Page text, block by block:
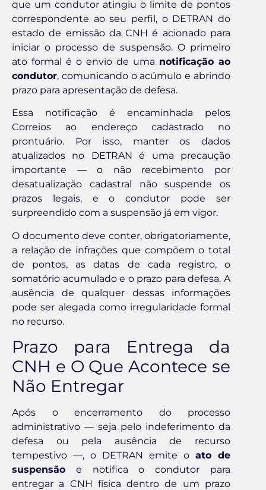
que um condutor atingiu o limite de pontos
correspondente ao seu perfil, o DETRAN do
estado de emissão da CNH é acionado para
iniciar o processo de suspensão. O primeiro
ato formal é o envio de uma notificação ao
condutor, comunicando o acúmulo e abrindo
prazo para apresentação de defesa.
Essa notificação é encaminhada pelos
Correios ao endereço cadastrado no
prontuário. Por isso, manter os dados
atualizados no DETRAN é uma precaução
importante — o não recebimento por
desatualização cadastral não suspende os
prazos legais, e o condutor pode ser
surpreendido com a suspensão já em vigor.
O documento deve conter, obrigatoriamente,
a relação de infrações que compõem o total
de pontos, as datas de cada registro, o
somatório acumulado e o prazo para defesa. A
ausência de qualquer dessas informações
pode ser alegada como irregularidade formal
no recurso.
Prazo para Entrega da
CNH e O Que Acontece se
Não Entregar
Após o encerramento do processo
administrativo — seja pelo indeferimento da
defesa ou pela ausência de recurso
tempestivo —, o DETRAN emite o ato de
suspensão e notifica o condutor para
entregar a CNH física dentro de um prazo